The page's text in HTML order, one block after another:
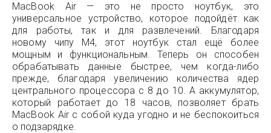
MacBook Air — это не просто ноутбук, это
универсальное устройство, которое подойдёт как
для работы, так и для развлечений. Благодаря
новому чипу M4, этот ноутбук стал ещё более
мощным и функциональным. Теперь он способен
обрабатывать данные быстрее, чем когда-либо
прежде, благодаря увеличению количества ядер
центрального процессора с 8 до 10. А аккумулятор,
который работает до 18 часов, позволяет брать
MacBook Air с собой куда угодно и не беспокоиться
о подзарядке.